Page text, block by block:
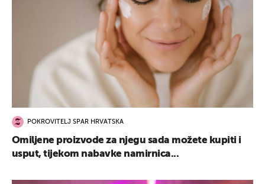
POKROVITELJ SPAR HRVATSKA
Omiljene proizvode za njegu sada možete kupiti i
usput, tijekom nabavke namirnica...